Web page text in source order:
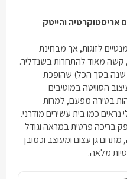
והייטק
לזוגות, אך מבחינת
קשה מאוד להתחרות בשנדליר.
שנה בסך הכל) שהופכת
הסוויטה במוטיבים
בטירה מפעם, למרות
כמו בית עשירים מודרני.
בריכה פרטית במראה וגודל
גן עצום ומעוצב וכמובן
מלאה.